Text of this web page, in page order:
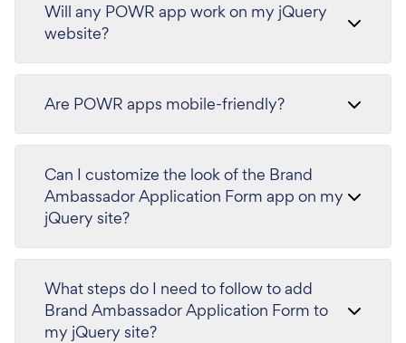
Will any POWR app work on my jQuery
website?
Are POWR apps mobile-friendly?
Can I customize the look of the Brand
Ambassador Application Form app on my
jQuery site?
What steps do I need to follow to add
Brand Ambassador Application Form to
my jQuery site?